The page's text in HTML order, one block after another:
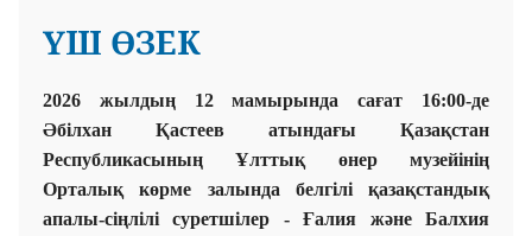
ҮШ ӨЗЕК
2026 жылдың 12 мамырында сағат 16:00-де
Әбілхан Қастеев атындағы Қазақстан
Республикасының Ұлттық өнер музейінің
Орталық көрме залында белгілі қазақстандық
апалы-сіңлілі суретшілер - Ғалия және Балхия